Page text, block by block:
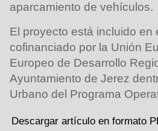
aparcamiento de vehículos.
El proyecto está incluido en
cofinanciado por la Unión
Europeo de Desarrollo
Ayuntamiento de Jerez
Urbano del Programa
Descargar artículo en formato